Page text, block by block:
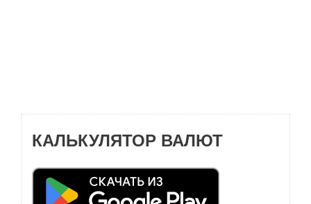
КАЛЬКУЛЯТОР ВАЛЮТ